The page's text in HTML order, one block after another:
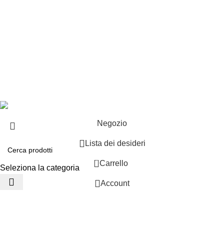
Seleziona la categoria
Negozio
Lista dei desideri
0 Carrello
Account